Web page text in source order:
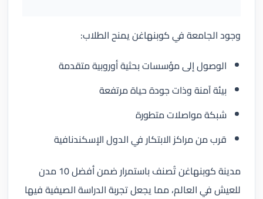
وجود الجامعة في كوبنهاغن يمنح الطلاب:
الوصول إلى مؤسسات بحثية أوروبية متقدمة
بيئة آمنة وذات جودة حياة مرتفعة
شبكة مواصلات متطورة
قرب من مراكز الابتكار في الدول الإسكندنافية
مدينة كوبنهاغن تُصنف باستمرار ضمن أفضل 10 مدن
للعيش في العالم، مما يجعل تجربة الدراسة الصيفية فيها